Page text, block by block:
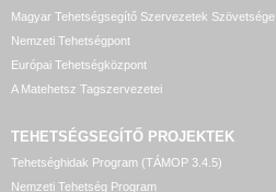
Magyar Tehetségsegítő Szervezetek Szövetsége
Nemzeti Tehetségpont
Európai Tehetségközpont
A Matehetsz Tagszervezetei
TEHETSÉGSEGÍTŐ PROJEKTEK
Tehetséghidak Program (TÁMOP 3.4.5)
Nemzeti Tehetség Program